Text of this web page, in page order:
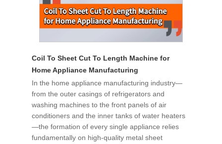
Coil To Sheet Cut To Length Machine for
Home Appliance Manufacturing
In the home appliance manufacturing industry—
from the outer casings of refrigerators and
washing machines to the front panels of air
conditioners and the inner tanks of water heaters
—the formation of every single appliance relies
fundamentally on high-quality metal sheet